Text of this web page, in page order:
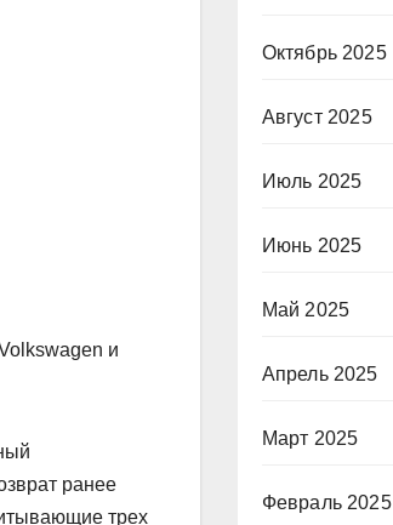
и
ранее
трех
Октябрь 2025
Август 2025
Июль 2025
Июнь 2025
Май 2025
Апрель 2025
Март 2025
Февраль 2025